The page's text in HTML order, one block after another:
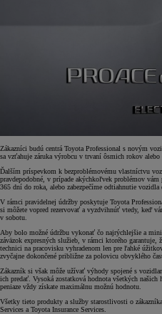
Zákazníci budú centrá Toyota Professional s novým
sa vzťahuje záruka výrobcu v trvaní ôsmich rokov alebo
Ďalším príspevkom k bezproblémovému vlastníctvu
pravdepodobné, v prípade akýchkoľvek problémov
365 dní do roka, alebo zabezpečíme odtiahnutie
V rámci pravidelnej údržby poskytuje Toyota
si môžete vopred rezervovať a vyzdvihnúť vtedy, keď
v sobotu.
Aby bolo možné údržbu vykonať čo najrýchlejšie a
záväzok expresných služieb, v rámci ktorého
technici na pracovisku vyhradenom len pre ľahké
zvyčajne dokončené približne za polovicu obvyklého
Zákazník si však môže užívať výhody spojené s
ich predať. Vysoká zostatková hodnota všetkých
peniaze vždy získate maximálnu možnú hodnotu.
Všetky tieto produkty a služby starostlivosti o
Services a Toyota Insurance Services.